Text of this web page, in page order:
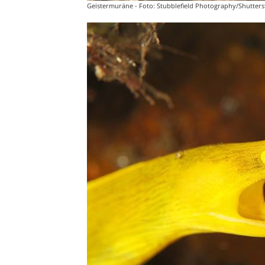
Geistermuräne - Foto: Stubblefield Photography/